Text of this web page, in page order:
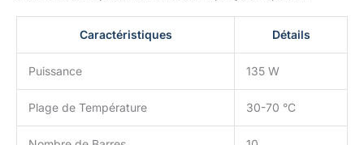
moule, un épissage sans
couture et rejette l'état
【Contrôle WIFI
téléphone mobile au
WiFi, activez le
Caractéristiques Détails
Puissance 135 W
Plage de Température 30-70 °C